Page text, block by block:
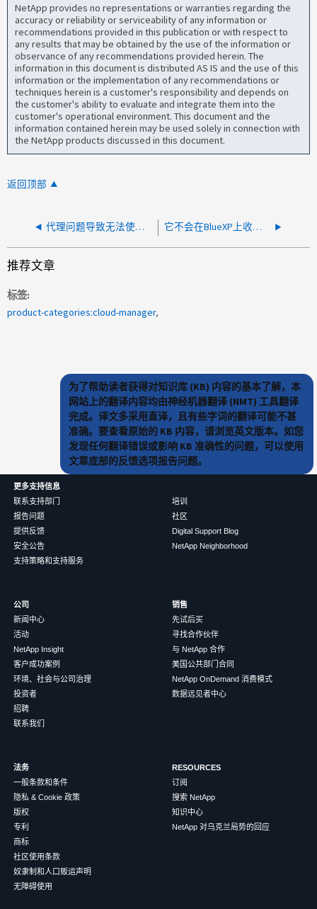
NetApp provides no representations or warranties regarding the
accuracy or reliability or serviceability of any information or
recommendations provided in this publication or with respect to
any results that may be obtained by the use of the information or
observance of any recommendations provided herein. The
information in this document is distributed AS IS and the use of this
information or the implementation of any recommendations or
techniques herein is a customer's responsibility and depends on
the customer's ability to evaluate and integrate them into the
customer's operational environment. This document and the
information contained herein may be used solely in connection with
the NetApp products discussed in this document.
返回顶部
代理问题导致无法使用 SAML 联合登录 它不会在BlueXP上收到通知铃电子邮件
推荐文章
标签
product-categories:cloud-manager
为了帮助读者获得对知识库 (KB) 内容的基本了解，本
网站上的翻译内容均由神经机器翻译 (NMT) 工具翻译
完成。译文多采用直译，且有些字词的翻译可能不甚
准确。要查看原始的 KB 内容，请浏览英文版本。如您
发现任何翻译错误或影响 KB 准确性的问题，可以使用
文章底部的反馈选项报告问题。
更多支持信息
联系支持部门
报告问题
提供反馈
安全公告
支持策略和支持服务
培训
社区
Digital Support Blog
NetApp Neighborhood
公司
新闻中心
活动
NetApp Insight
客户成功案例
环境、社会与公司治理
投资者
招聘
联系我们
销售
先试后买
寻找合作伙伴
与 NetApp 合作
美国公共部门合同
NetApp OnDemand 消费模式
数据远见者中心
法务
一般条款和条件
隐私 & Cookie 政策
版权
专利
商标
社区使用条款
奴隶制和人口贩运声明
无障碍使用
RESOURCES
订阅
搜索 NetApp
知识中心
NetApp 对乌克兰局势的回应